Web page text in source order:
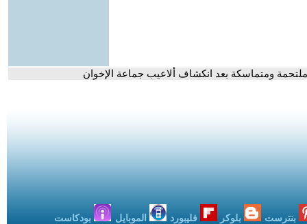
ملتحمة ومتماسكة بعد انكشاف ألاعيب جماعة الإخوان
بنترست بلوكر فليبورد الموبايل بودكاست